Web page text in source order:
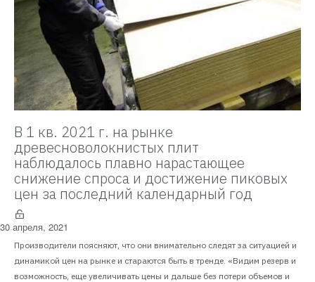
В 1 кв. 2021 г. на рынке
древесноволокнистых плит
наблюдалось плавно нарастающее
снижение спроса и достижение пиковых
цен за последний календарный год
30 апреля, 2021
Производители поясняют, что они внимательно следят за ситуацией и
динамикой цен на рынке и стараются быть в тренде. «Видим резерв и
возможность, еще увеличивать цены и дальше без потери объемов и